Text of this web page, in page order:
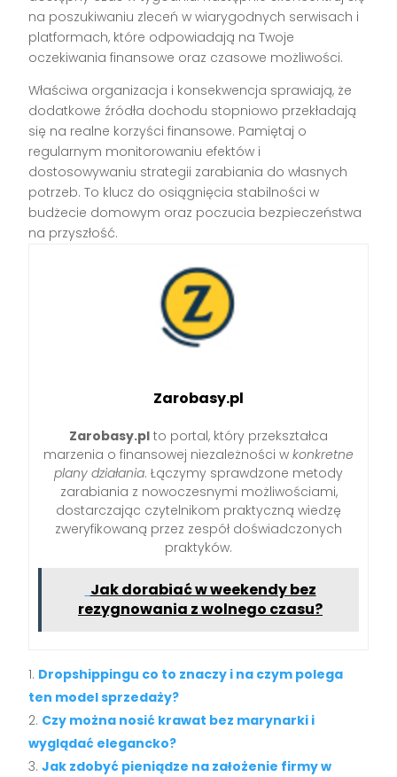
na poszukiwaniu zleceń w wiarygodnych serwisach i
platformach, które odpowiadają na Twoje
oczekiwania finansowe oraz czasowe możliwości.
Właściwa organizacja i konsekwencja sprawiają, że
dodatkowe źródła dochodu stopniowo przekładają
się na realne korzyści finansowe. Pamiętaj o
regularnym monitorowaniu efektów i
dostosowywaniu strategii zarabiania do własnych
potrzeb. To klucz do osiągnięcia stabilności w
budżecie domowym oraz poczucia bezpieczeństwa
na przyszłość.
Zarobasy.pl
Zarobasy.pl to portal, który przekształca
marzenia o finansowej niezależności w konkretne
plany działania. Łączymy sprawdzone metody
zarabiania z nowoczesnymi możliwościami,
dostarczając czytelnikom praktyczną wiedzę
zweryfikowaną przez zespół doświadczonych
praktyków.
Jak dorabiać w weekendy bez
rezygnowania z wolnego czasu?
Dropshippingu co to znaczy i na czym polega
ten model sprzedaży?
Czy można nosić krawat bez marynarki i
wyglądać elegancko?
Jak zdobyć pieniądze na założenie firmy w